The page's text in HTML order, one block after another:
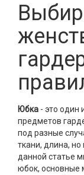
Юбка - это один
предметов
под разные
ткани, длина, но
данной статье
юбок, основные